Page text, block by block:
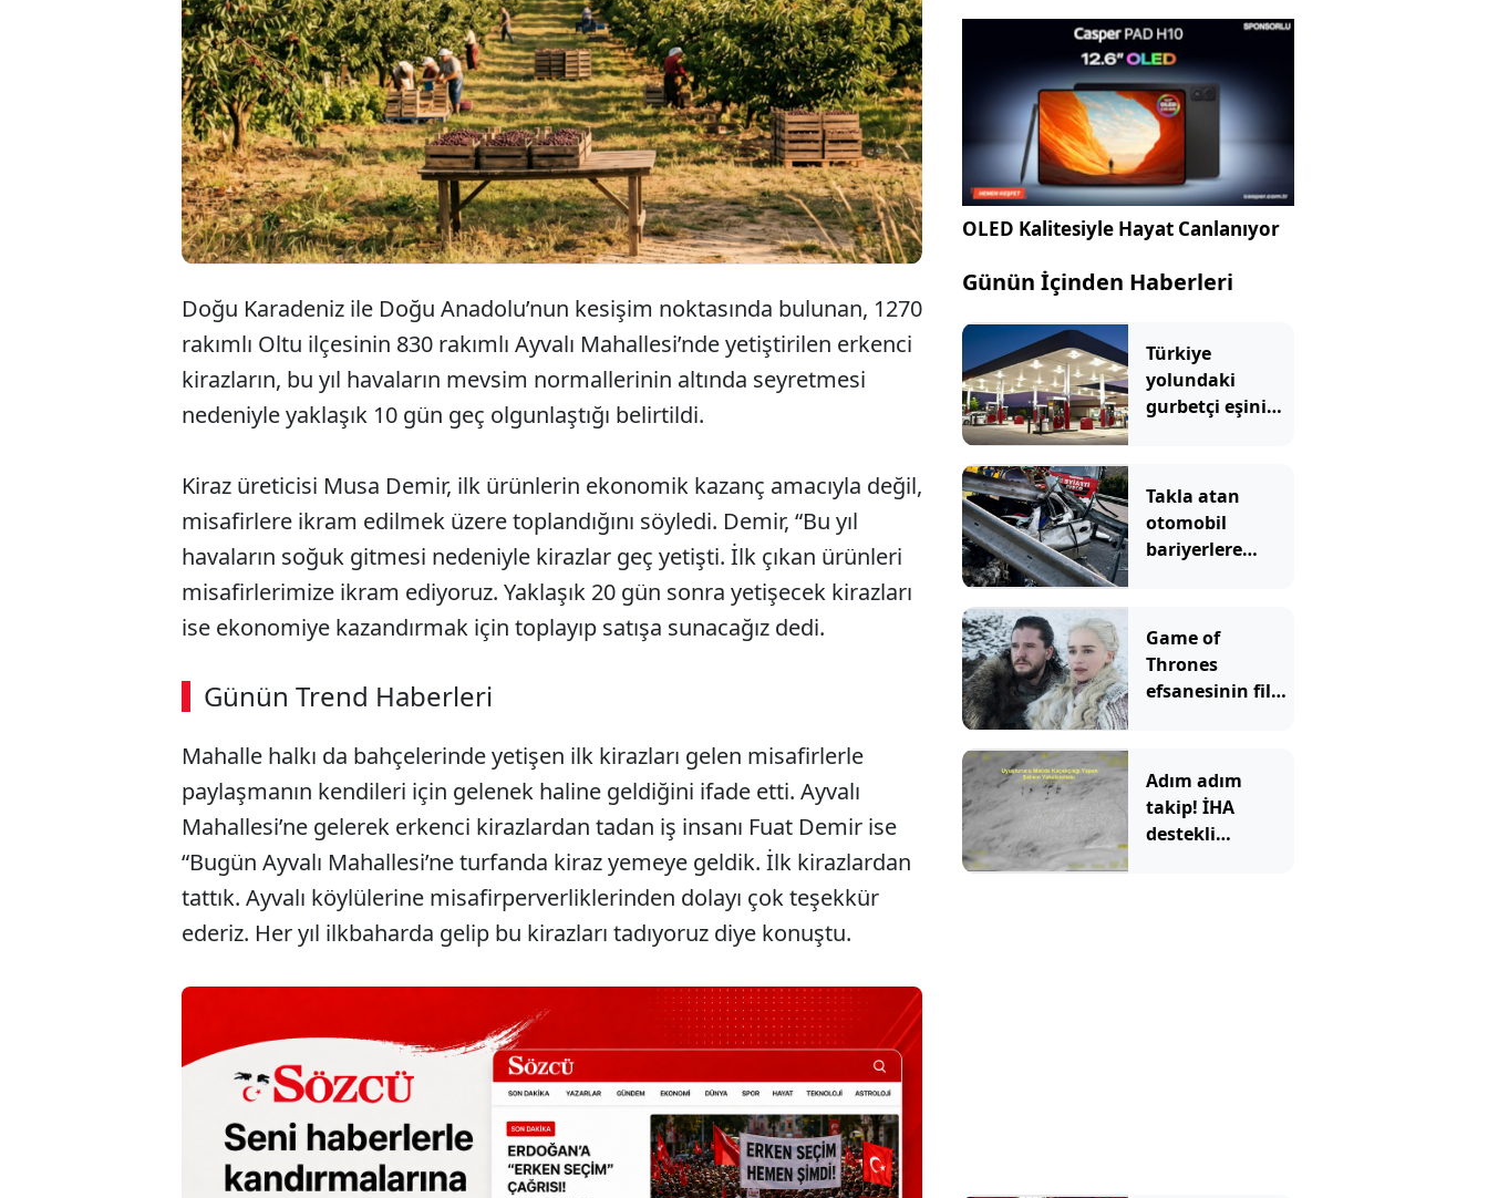
Erzurum’un Oltu ilçesi Ayvalı Mahallesi’nde yetişen ve yöre halkı
tarafından 'misafir kirazı' olarak adlandırılan erkenci kirazlarda
hasat başladı. Mahalleli, gelenek gereği sezonun ilk kirazlarını
satışa sunmak yerine misafirlerine ikram ediyor.
Doğu Karadeniz ile Doğu Anadolu’nun kesişim noktasında bulunan, 1270
rakımlı Oltu ilçesinin 830 rakımlı Ayvalı Mahallesi’nde yetiştirilen erkenci
kirazların, bu yıl havaların mevsim normallerinin altında seyretmesi
nedeniyle yaklaşık 10 gün geç olgunlaştığı belirtildi.
Kiraz üreticisi Musa Demir, ilk ürünlerin ekonomik kazanç amacıyla değil,
misafirlere ikram edilmek üzere toplandığını söyledi. Demir, “Bu yıl
havaların soğuk gitmesi nedeniyle kirazlar geç yetişti. İlk çıkan ürünleri
misafirlerimize ikram ediyoruz. Yaklaşık 20 gün sonra yetişecek kirazları
ise ekonomiye kazandırmak için toplayıp satışa sunacağız dedi.
Günün Trend Haberleri
Mahalle halkı da bahçelerinde yetişen ilk kirazları gelen misafirlerle
paylaşmanın kendileri için gelenek haline geldiğini ifade etti. Ayvalı
Mahallesi’ne gelerek erkenci kirazlardan tadan iş insanı Fuat Demir ise
“Bugün Ayvalı Mahallesi’ne turfanda kiraz yemeye geldik. İlk kirazlardan
tattık. Ayvalı köylülerine misafirperverliklerinden dolayı çok teşekkür
ederiz. Her yıl ilkbaharda gelip bu kirazları tadıyoruz diye konuştu.
OLED Kalitesiyle Hayat Canlanıyor
Günün İçinden Haberleri
Türkiye
yolundaki
gurbetçi eşini
sonra yeniden
buluştular
Takla atan
otomobil
bariyerlere
Game of
Thrones
efsanesinin filmi
Adım adım
takip! İHA
destekli